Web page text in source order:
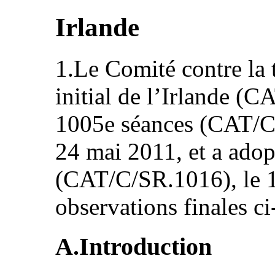
Irlande
1.Le Comité contre la
initial de l’Irlande
1005e séances (CAT/
24 mai 2011, et a
(CAT/C/SR.1016), le
observations finales
A.Introduction